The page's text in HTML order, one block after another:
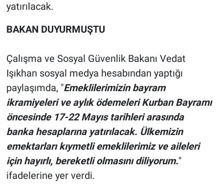
yatırılacak.
BAKAN DUYURMUŞTU
Çalışma ve Sosyal Güvenlik Bakanı Vedat
Işıkhan sosyal medya hesabından yaptığı
paylaşımda, "Emeklilerimizin bayram
ikramiyeleri ve aylık ödemeleri Kurban Bayramı
öncesinde 17-22 Mayıs tarihleri arasında
banka hesaplarına yatırılacak. Ülkemizin
emektarları kıymetli emeklilerimiz ve aileleri
için hayırlı, bereketli olmasını diliyorum."
ifadelerine yer verdi.